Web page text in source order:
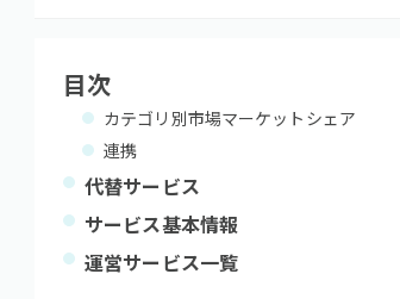
目次
カテゴリ別市場マーケットシェア
連携
代替サービス
サービス基本情報
運営サービス一覧